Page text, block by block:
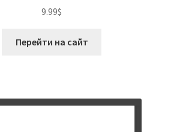
9.99$
Перейти на сайт